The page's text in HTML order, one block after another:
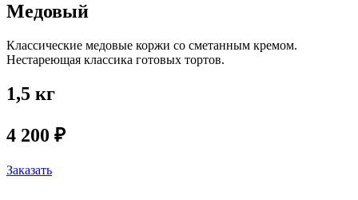
Медовый
Классические медовые коржи со сметанным кремом.
Нестареющая классика готовых тортов.
1,5 кг
4 200 ₽
Заказать